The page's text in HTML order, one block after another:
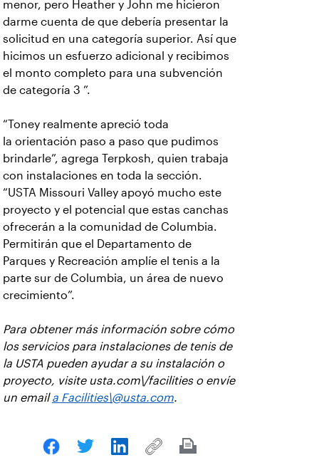
menor, pero Heather y John me hicieron
darme cuenta de que debería presentar la
solicitud en una categoría superior. Así que
hicimos un esfuerzo adicional y recibimos
el monto completo para una subvención
de categoría 3 ”.
“Toney realmente apreció toda
la orientación paso a paso que pudimos
brindarle”, agrega Terpkosh, quien trabaja
con instalaciones en toda la sección.
“USTA Missouri Valley apoyó mucho este
proyecto y el potencial que estas canchas
ofrecerán a la comunidad de Columbia.
Permitirán que el Departamento de
Parques y Recreación amplíe el tenis a la
parte sur de Columbia, un área de nuevo
crecimiento”.
Para obtener más información sobre cómo
los servicios para instalaciones de tenis de
la USTA pueden ayudar a su instalación o
proyecto, visite usta.com\/facilities o envíe
un emaila Facilities\@usta.com.